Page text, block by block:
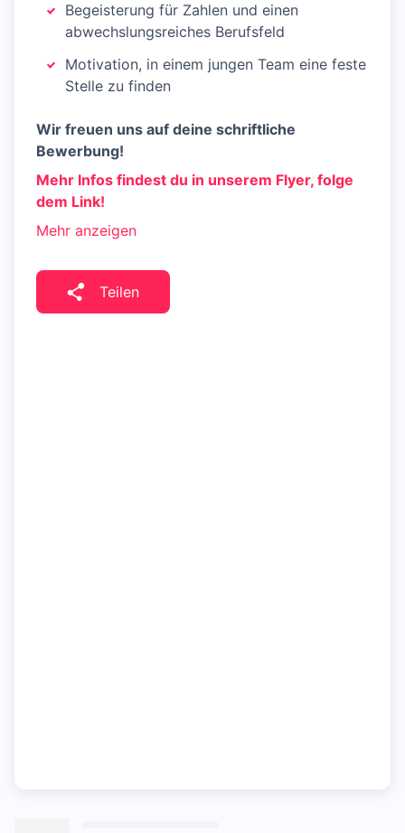
Begeisterung für Zahlen und einen
abwechslungsreiches Berufsfeld
Motivation, in einem jungen Team eine feste
Stelle zu finden
Wir freuen uns auf deine schriftliche
Bewerbung!
Mehr Infos findest du in unserem Flyer, folge
dem Link!
Mehr anzeigen
Teilen